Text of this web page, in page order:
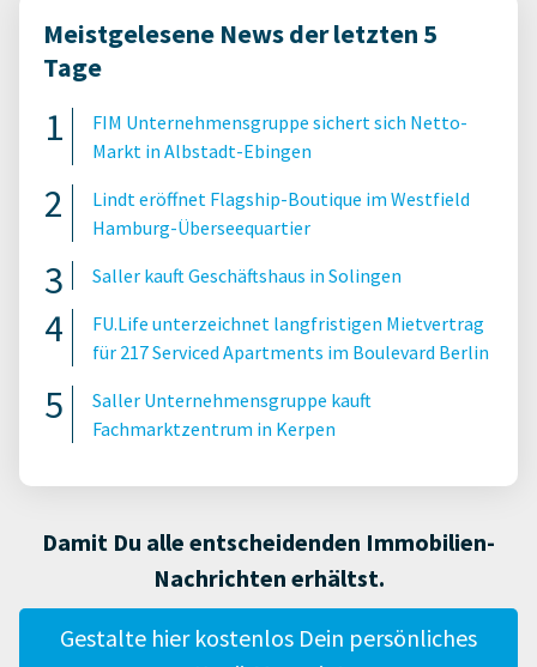
Meistgelesene News der letzten 5
Tage
FIM Unternehmensgruppe sichert sich Netto-
Markt in Albstadt-Ebingen
Lindt eröffnet Flagship-Boutique im Westfield
Hamburg-Überseequartier
Saller kauft Geschäftshaus in Solingen
FU.Life unterzeichnet langfristigen Mietvertrag
für 217 Serviced Apartments im Boulevard Berlin
Saller Unternehmensgruppe kauft
Fachmarktzentrum in Kerpen
Damit Du alle entscheidenden Immobilien-
Nachrichten erhältst.
Gestalte hier kostenlos Dein persönliches